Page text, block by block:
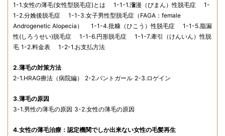
1-1.女性の薄毛(女性型脱毛症)とは
1-1-1.瀰漫（びまん）性脱毛症
1-
1-2.分娩後脱毛症
1-1-3.女子男性型脱毛症（FAGA：female
Androgenetic Alopecia）
1-1-4.批糠（ひこう）性脱毛症
1-1-5.脂漏
性(しろうせい)脱毛症
1-1-6.円形脱毛症
1-1-7.牽引（けんいん）性脱
毛 1-2.料金表 1-2-1.お支払方法
2.薄毛の対策方法
2-1.HRAG療法（病院編）
2-2.パントガール 2-3.ロゲイン
3.薄毛の原因
3-1.男性の薄毛の原因 3-2.女性の薄毛の原因
4.女性の薄毛治療：認定機関でしか出来ない女性の毛髪再生